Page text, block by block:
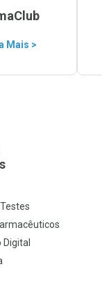
Mais >
Digital